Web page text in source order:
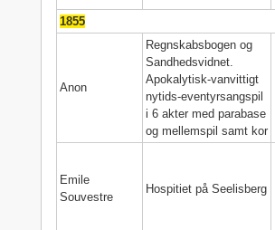
1855
Anon
Regnskabsbogen og
Sandhedsvidnet.
Apokalytisk-vanvittigt
nytids-eventyrsangspil
i 6 akter med parabase
og mellemspil samt kor
Emile
Souvestre
Hospitiet på Seelisberg